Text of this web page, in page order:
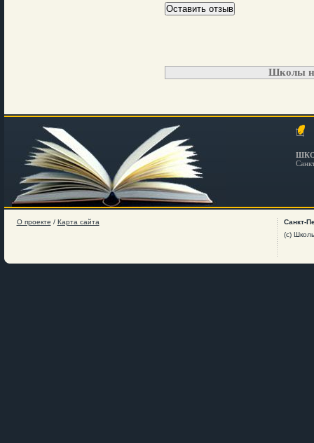
Школы
О проекте / Карта сайта
Санкт-
(c)